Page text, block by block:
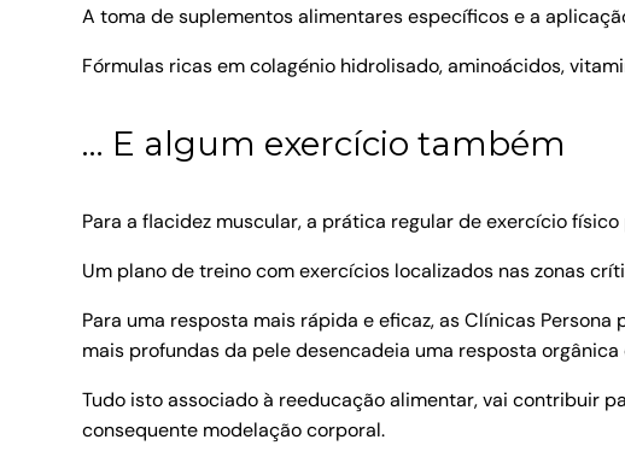
A toma de suplementos alimentares específicos e a
Fórmulas ricas em colagénio hidrolisado, aminoácidos,
… E algum exercício também
Para a flacidez muscular, a prática regular de exercício
Um plano de treino com exercícios localizados nas zonas
Para uma resposta mais rápida e eficaz, as Clínicas
mais profundas da pele desencadeia uma resposta
Tudo isto associado à reeducação alimentar, vai contribuir
consequente modelação corporal.